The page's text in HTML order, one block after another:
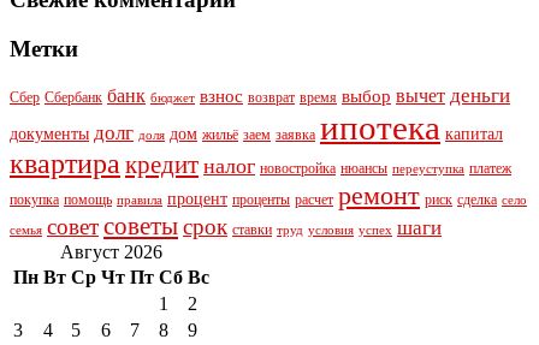
Метки
Сбер Сбербанк банк бюджет взнос возврат время выбор вычет деньги
документы долг доля дом жильё заем заявка ипотека капитал
квартиракредит налог новостройка нюансы переуступка платеж
покупка помощь правила процент проценты расчет ремонт риск сделка село
семья советсоветысрок ставки труд условия успех шаги
Август 2026
Пн Вт Ср Чт Пт Сб Вс
1
2
3
4 5 6 7 8
9